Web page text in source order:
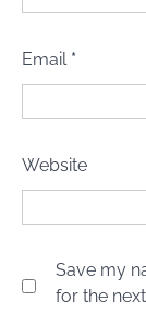
Email *
Website
Save my
for the